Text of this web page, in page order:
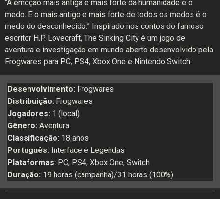
“A emoção mais antiga e mais forte da humanidade é o
medo. E o mais antigo e mais forte de todos os medos é o
medo do desconhecido.” Inspirado nos contos do famoso
escritor H.P. Lovecraft, The Sinking City é um jogo de
aventura e investigação em mundo aberto desenvolvido pela
Frogwares para PC, PS4, Xbox One e Nintendo Switch.
Desenvolvimento: Frogwares
Distribuição: Frogwares
Jogadores: 1 (local)
Gênero: Aventura
Classificação: 18 anos
Português: Interface e Legendas
Plataformas: PC, PS4, Xbox One, Switch
Duração: 19 horas (campanha)/31 horas (100%)